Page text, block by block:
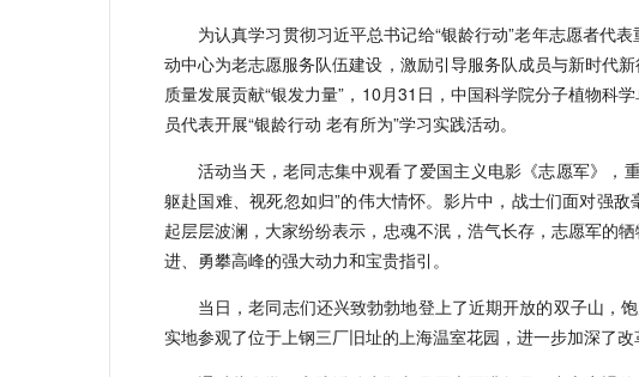
为认真学习贯彻习近平总书记给“银龄行动”老年志愿者代
动中心为老志愿服务队伍建设，激励引导服务队成员与新时代
质量发展贡献“银发力量”，10月31日，中国科学院分子植物科
员代表开展“银龄行动 老有所为”学习实践活动。
活动当天，老同志集中观看了爱国主义电影《志愿军》，
躯赴国难、视死忽如归”的伟大情怀。影片中，战士们面对强
起层层波澜，大家纷纷表示，忠魂不泯，浩气长存，志愿军的
进、勇攀高峰的强大动力和宝贵指引。
当日，老同志们还兴致勃勃地登上了近期开放的双子山，
实地参观了位于上钢三厂旧址的上海温室花园，进一步加深了